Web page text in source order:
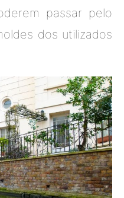
passar pelo
dos utilizados